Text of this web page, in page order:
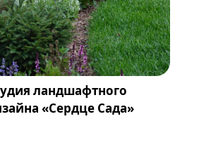
ландшафтного
«Сердце Сада»